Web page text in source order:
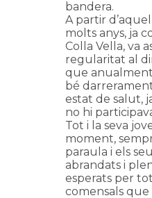
bandera.
A partir
molts anys, ja
Colla Vella, va
regularitat al
que anualment
bé
estat de salut,
no hi
Tot i la seva
moment,
paraula i els
abrandats i
esperats per
comensals